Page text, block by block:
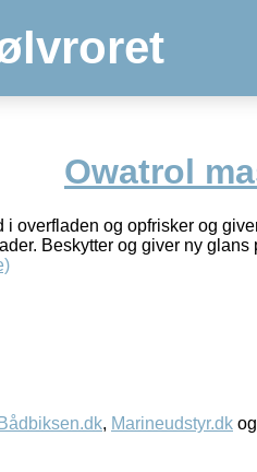
Owatrol
overfladen og opfrisker og
Beskytter og giver ny glans
Bådbiksen.dk, Marineudstyr.dk og